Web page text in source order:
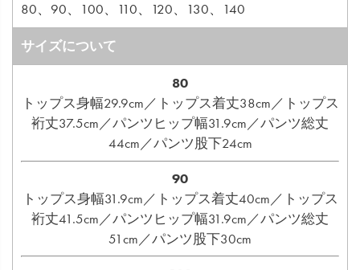
80、90、100、110、120、130、140
サイズについて
80
トップス身幅29.9cm／トップス着丈38cm／トップス
裄丈37.5cm／パンツヒップ幅31.9cm／パンツ総丈
44cm／パンツ股下24cm
90
トップス身幅31.9cm／トップス着丈40cm／トップス
裄丈41.5cm／パンツヒップ幅31.9cm／パンツ総丈
51cm／パンツ股下30cm